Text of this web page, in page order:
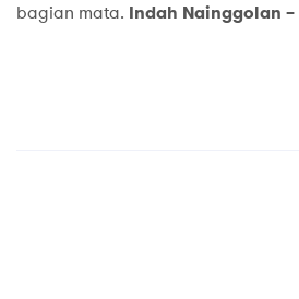
bagian mata. Indah Nainggolan